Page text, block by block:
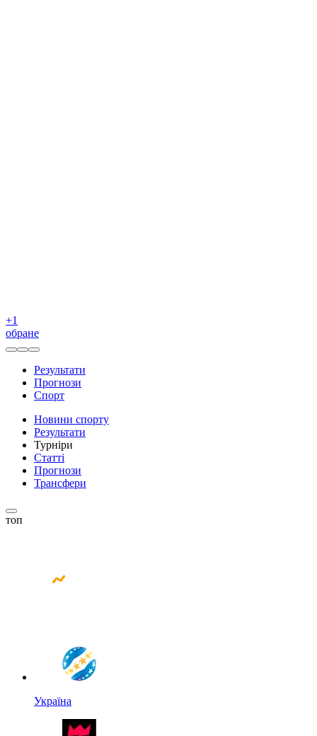
+1
обране
Результати
Прогнози
Спорт
Новини спорту
Результати
Турніри
Статті
Прогнози
Трансфери
топ
Україна